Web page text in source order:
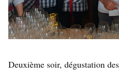
Deuxième soir, dégustation